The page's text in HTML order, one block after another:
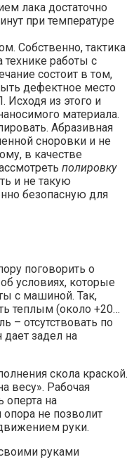
лака достаточно
при температуре
Собственно, тактика
технике работы с
состоит в том,
дефектное место
из этого и
материала.
Абразивная
сноровки и не
в качестве
полировку
и не такую
безопасную для
поговорить о
условиях, которые
с машиной. Так,
теплым (около +20…
– отсутствовать по
задел на
скола краской.
весу». Рабочая
оперта на
не позволит
руки.